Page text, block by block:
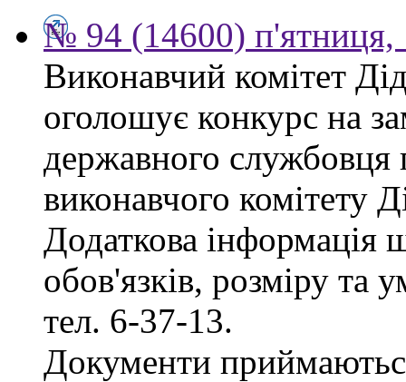
№ 94 (14600) п'ятниця,
Виконавчий комітет
оголошує конкурс на
державного службовця
виконавчого комітету
Додаткова інформація
обов'язків, розміру та
тел. 6-37-13.
Документи